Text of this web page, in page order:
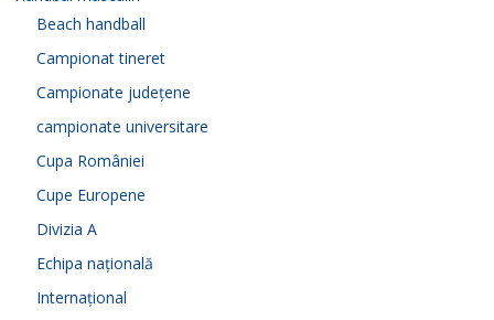
Beach handball
Campionat tineret
Campionate județene
campionate universitare
Cupa României
Cupe Europene
Divizia A
Echipa națională
Internațional